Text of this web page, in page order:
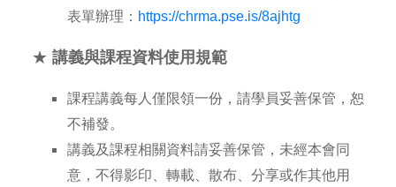
表單辦理： https://chrma.pse.is/8ajhtg
★ 講義與課程資料使用規範
課程講義每人僅限領一份，請學員妥善保管，恕
不補發。
講義及課程相關資料請妥善保管，未經本會同
意，不得影印、轉載、散布、分享或作其他用